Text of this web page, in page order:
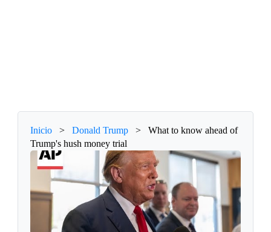
Inicio > Donald Trump >
What to know ahead of
Trump's hush money trial